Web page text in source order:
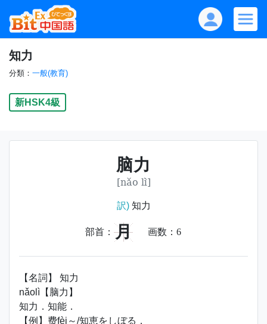
知力
分類： 一般(教育)
新HSK4級
脑力
[nǎo lì]
訳)知力
部首： 月 画数： 6
【名詞】 知力
nǎolì【脑力】
知力．知能．
【例】费fèi～/知恵をしぼる．